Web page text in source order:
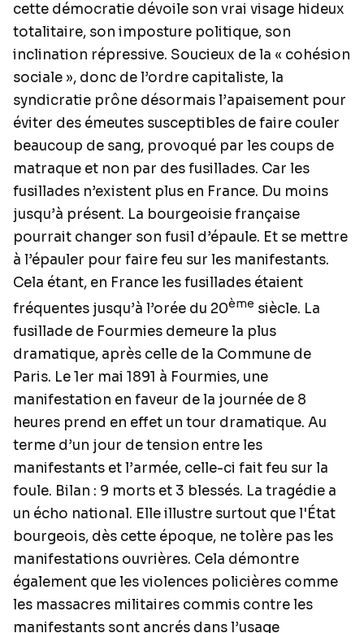
cette démocratie dévoile son vrai visage hideux
totalitaire, son imposture politique, son
inclination répressive. Soucieux de la « cohésion
sociale », donc de l’ordre capitaliste, la
syndicratie prône désormais l’apaisement pour
éviter des émeutes susceptibles de faire couler
beaucoup de sang, provoqué par les coups de
matraque et non par des fusillades. Car les
fusillades n’existent plus en France. Du moins
jusqu’à présent. La bourgeoisie française
pourrait changer son fusil d’épaule. Et se mettre
à l’épauler pour faire feu sur les manifestants.
Cela étant, en France les fusillades étaient
fréquentes jusqu’à l’orée du 20ème siècle. La
fusillade de Fourmies demeure la plus
dramatique, après celle de la Commune de
Paris. Le 1er mai 1891 à Fourmies, une
manifestation en faveur de la journée de 8
heures prend en effet un tour dramatique. Au
terme d’un jour de tension entre les
manifestants et l’armée, celle-ci fait feu sur la
foule. Bilan : 9 morts et 3 blessés. La tragédie a
un écho national. Elle illustre surtout que l'État
bourgeois, dès cette époque, ne tolère pas les
manifestations ouvrières. Cela démontre
également que les violences policières comme
les massacres militaires commis contre les
manifestants sont ancrés dans l’usage